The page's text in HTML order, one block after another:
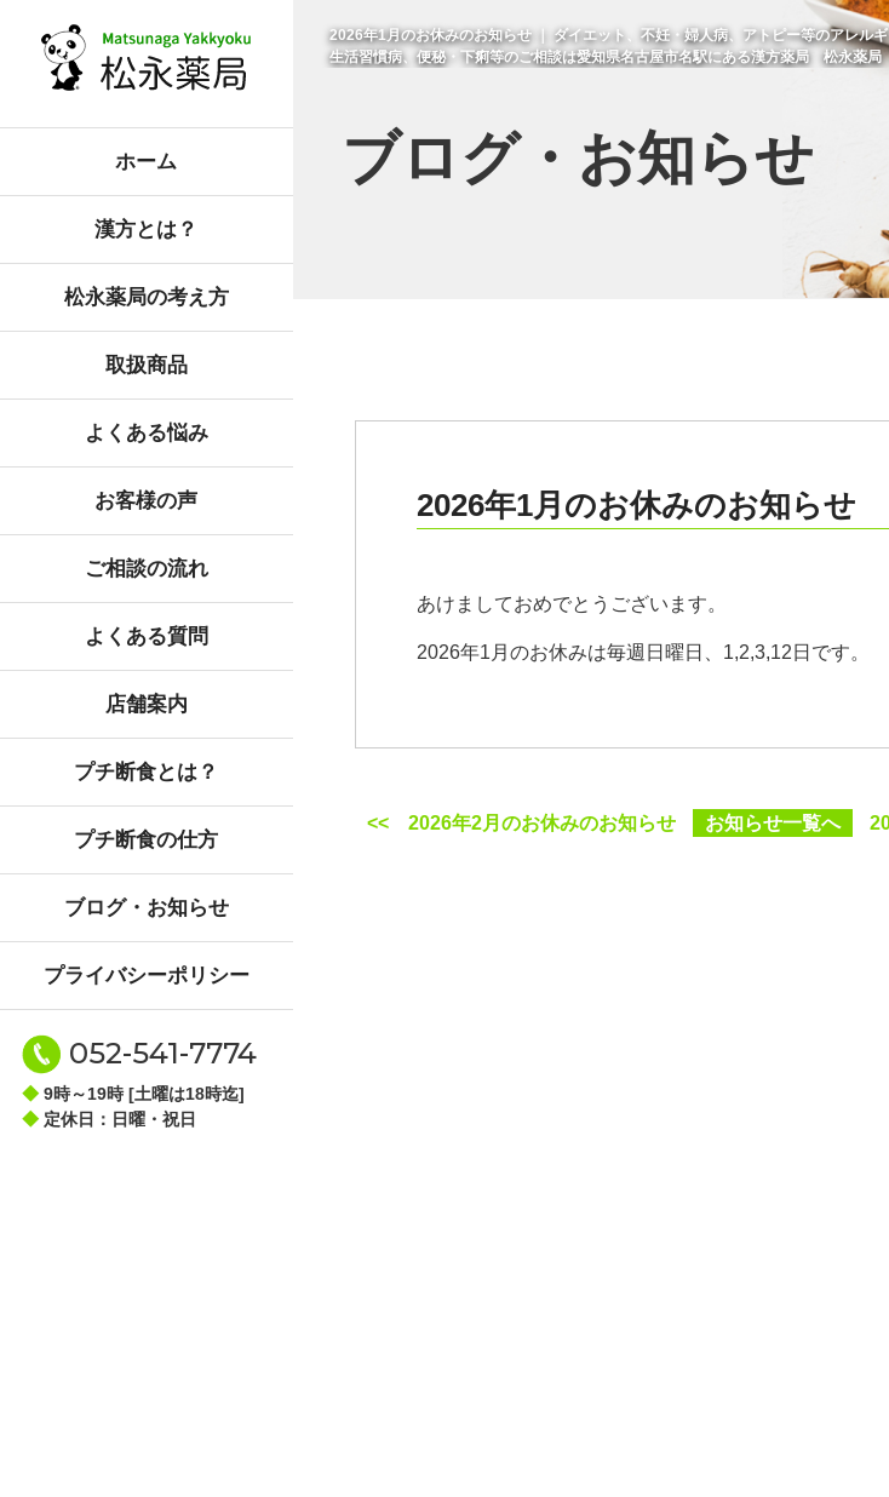
2026年1月のお休みのお知らせ ｜ ダイエット、不妊・婦人病、アトピー等のアレル
生活習慣病、便秘・下痢等のご相談は愛知県名古屋市名駅にある漢方薬局 松永薬局
ホーム
漢方とは？
松永薬局の考え方
取扱商品
よくある悩み
お客様の声
ご相談の流れ
よくある質問
店舗案内
プチ断食とは？
プチ断食の仕方
ブログ・お知らせ
プライバシーポリシー
052-541-7774
◆ 9時～19時 [土曜は18時迄]
◆ 定休日：日曜・祝日
ブログ・お知らせ
2026年1月のお休みのお知らせ
あけましておめでとうございます。
2026年1月のお休みは毎週日曜日、1,2,3,12日です。
<< 2026年2月のお休みのお知らせ お知らせ一覧へ